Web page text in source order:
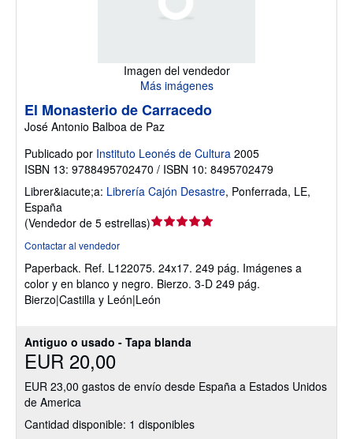
Imagen del vendedor
Más imágenes
Antiguo o usado - Tapa blanda
EUR 20,00
EUR 23,00 gastos de envío desde España a Estados Unidos
de America
Cantidad disponible: 1 disponibles
El Monasterio de Carracedo
José Antonio Balboa de Paz
Publicado por Instituto Leonés de Cultura 2005
ISBN 13: 9788495702470 / ISBN 10: 8495702479
Librer&iacute;a: Librería Cajón Desastre, Ponferrada, LE,
España
(Vendedor de 5 estrellas)Calificación
5
de
5
Contactar al vendedor
Paperback. Ref. L122075. 24x17. 249 pág. Imágenes a
color y en blanco y negro. Bierzo. 3-D 249 pág.
Bierzo|Castilla y León|León